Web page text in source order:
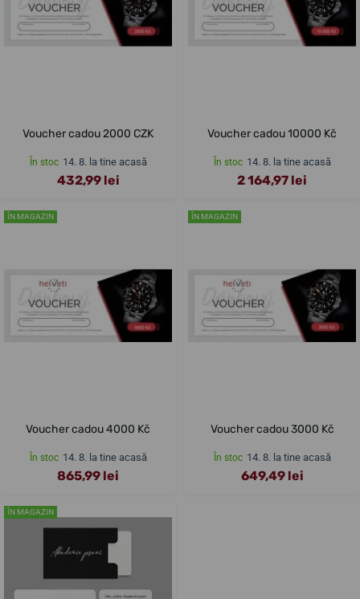
Voucher cadou 2000 CZK
În stoc 14. 8. la tine acasă
432,99 lei
Voucher cadou 10000 Kč
În stoc 14. 8. la tine acasă
2 164,97 lei
ÎN MAGAZIN
Voucher cadou 4000 Kč
În stoc 14. 8. la tine acasă
865,99 lei
ÎN MAGAZIN
Voucher cadou 3000 Kč
În stoc 14. 8. la tine acasă
649,49 lei
ÎN MAGAZIN